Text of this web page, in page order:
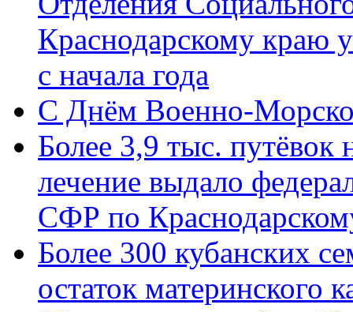
Краснодарскому краю
с начала года
C Днём Военно-
Более 3,9 тыс. путёвок
лечение выдало
СФР по
Более 300 кубанских
остаток материнского